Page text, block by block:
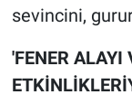
sevincini,
'FENER ALAYI